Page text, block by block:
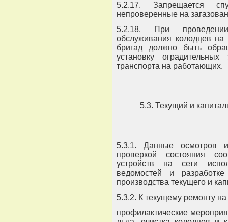
5.2.17. Запрещается
непроверенные на
5.2.18. При
обслуживания колодцев
бригад должно быть
установку
транспорта на работающих.
5.3. Текущий и
5.3.1. Данные осмотров и
проверкой состояния
устройств на сети
ведомостей и
производства текущего и
5.3.2. К текущему ремонту на
профилактические